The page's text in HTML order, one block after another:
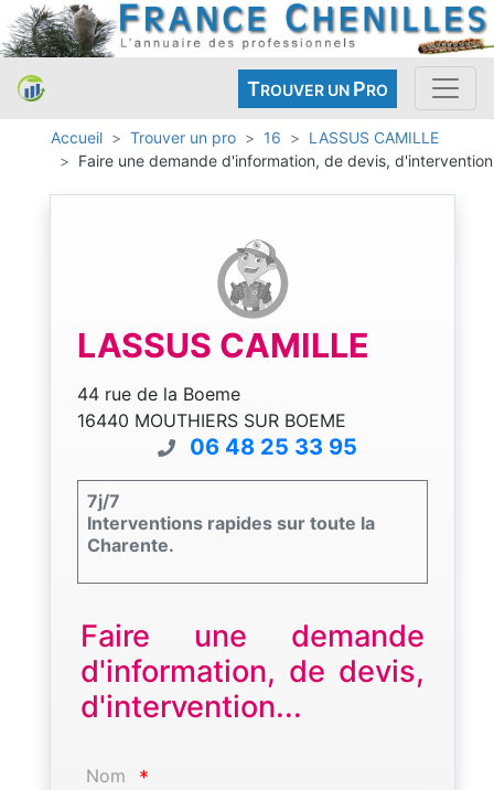
TROUVER UN PRO
Accueil Trouver un pro 16
LASSUS CAMILLE
Faire une demande d'information, de devis, d'intervention
LASSUS CAMILLE
44 rue de la Boeme
16440 MOUTHIERS SUR BOEME
06 48 25 33 95
7j/7
Interventions rapides sur toute la
Charente.
Faire une demande
d'information, de devis,
d'intervention...
Nom *